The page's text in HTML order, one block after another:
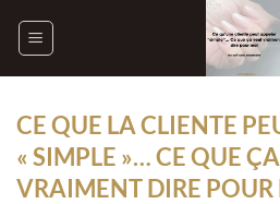
CE QUE LA CLIENTE
« SIMPLE »… CE QUE
VRAIMENT DIRE POUR